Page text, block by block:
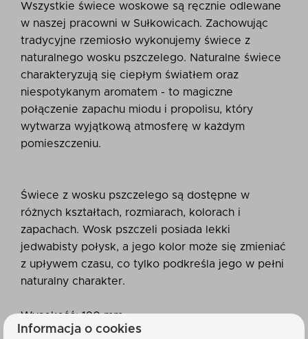
Wszystkie świece woskowe są ręcznie odlewane
w naszej pracowni w Sułkowicach. Zachowując
tradycyjne rzemiosło wykonujemy świece z
naturalnego wosku pszczelego. Naturalne świece
charakteryzują się ciepłym światłem oraz
niespotykanym aromatem - to magiczne
połączenie zapachu miodu i propolisu, który
wytwarza wyjątkową atmosferę w każdym
pomieszczeniu.
Świece z wosku pszczelego są dostępne w
różnych kształtach, rozmiarach, kolorach i
zapachach. Wosk pszczeli posiada lekki
jedwabisty połysk, a jego kolor może się zmieniać
z upływem czasu, co tylko podkreśla jego w pełni
naturalny charakter.
Wysokość: 190 mm
Średnica: 170 mm
Informacja o cookies